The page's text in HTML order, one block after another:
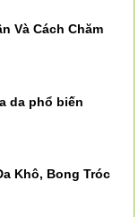
Và Cách Chăm
da phổ biến
Khô, Bong Tróc